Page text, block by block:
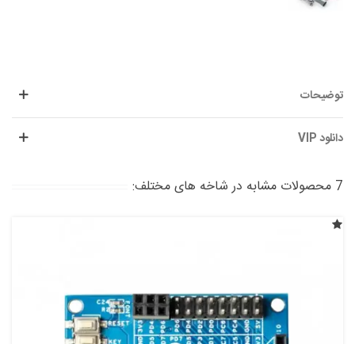
توضیحات
دانلود VIP
7 محصولات مشابه در شاخه های مختلف: